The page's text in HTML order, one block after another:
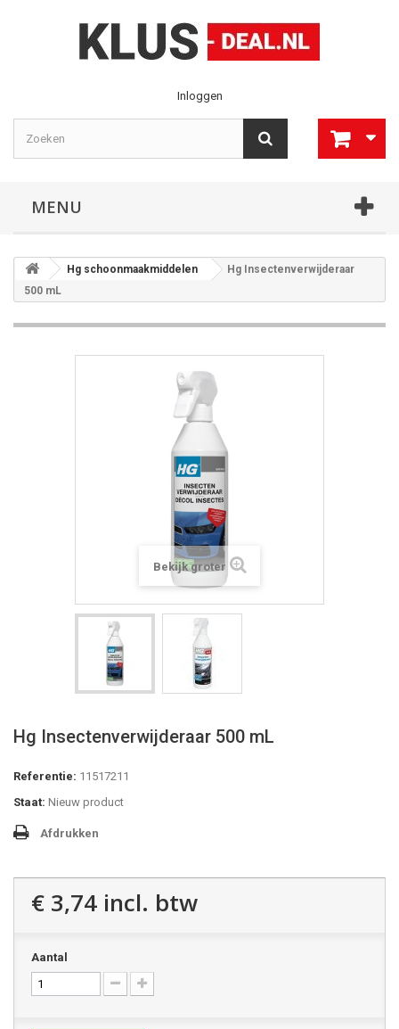
Inloggen
MENU
Hg schoonmaakmiddelen
Hg Insectenverwijderaar
500 mL
Bekijk groter
Hg Insectenverwijderaar 500 mL
Referentie: 11517211
Staat: Nieuw product
Afdrukken
€ 3,74 incl. btw
Aantal